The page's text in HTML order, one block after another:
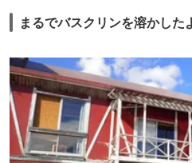
まるでバスクリンを溶かした